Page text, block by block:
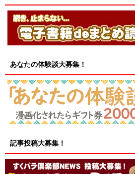
あなたの体験談大募集！
記事投稿大募集！